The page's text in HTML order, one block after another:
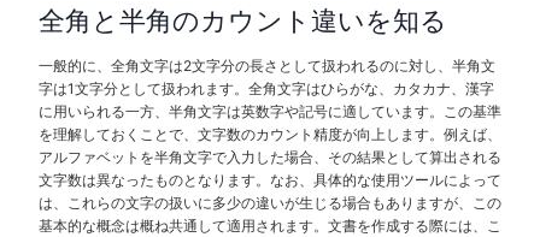
全角と半角のカウント違いを知る
一般的に、全角文字は2文字分の長さとして扱われるのに対し、半角文
字は1文字分として扱われます。全角文字はひらがな、カタカナ、漢字
に用いられる一方、半角文字は英数字や記号に適しています。この基準
を理解しておくことで、文字数のカウント精度が向上します。例えば、
アルファベットを半角文字で入力した場合、その結果として算出される
文字数は異なったものとなります。なお、具体的な使用ツールによって
は、これらの文字の扱いに多少の違いが生じる場合もありますが、この
基本的な概念は概ね共通して適用されます。文書を作成する際には、こ